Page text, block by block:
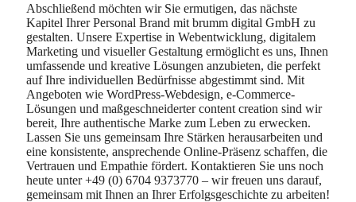
Abschließend möchten wir Sie ermutigen, das nächste
Kapitel Ihrer Personal Brand mit brumm digital GmbH zu
gestalten. Unsere Expertise in Webentwicklung, digitalem
Marketing und visueller Gestaltung ermöglicht es uns, Ihnen
umfassende und kreative Lösungen anzubieten, die perfekt
auf Ihre individuellen Bedürfnisse abgestimmt sind. Mit
Angeboten wie WordPress-Webdesign, e-Commerce-
Lösungen und maßgeschneiderter content creation sind wir
bereit, Ihre authentische Marke zum Leben zu erwecken.
Lassen Sie uns gemeinsam Ihre Stärken herausarbeiten und
eine konsistente, ansprechende Online-Präsenz schaffen, die
Vertrauen und Empathie fördert. Kontaktieren Sie uns noch
heute unter +49 (0) 6704 9373770 – wir freuen uns darauf,
gemeinsam mit Ihnen an Ihrer Erfolgsgeschichte zu arbeiten!